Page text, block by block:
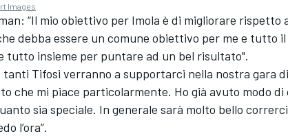
Images
“Il mio obiettivo per Imola è di migliorare rispetto
debba essere un comune obiettivo per me e tutto
tutto insieme per puntare ad un bel risultato".
tanti Tifosi verranno a supportarci nella nostra gara
che mi piace particolarmente. Ho già avuto modo
sia speciale. In generale sarà molto bello
l’ora”.